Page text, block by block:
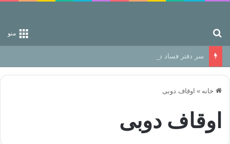
منو
سر دفتر فساد در زمین‌، دوری وکناره‌گیری از راه خداست‌!
خانه » اوقاف دوبی
اوقاف دوبی